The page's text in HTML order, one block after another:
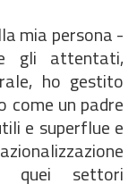
mia persona -
gli attentati,
ho gestito
come un padre
e superflue e
quei settori